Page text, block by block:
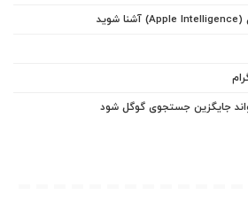
جایگزین جستجوی گوگل شود